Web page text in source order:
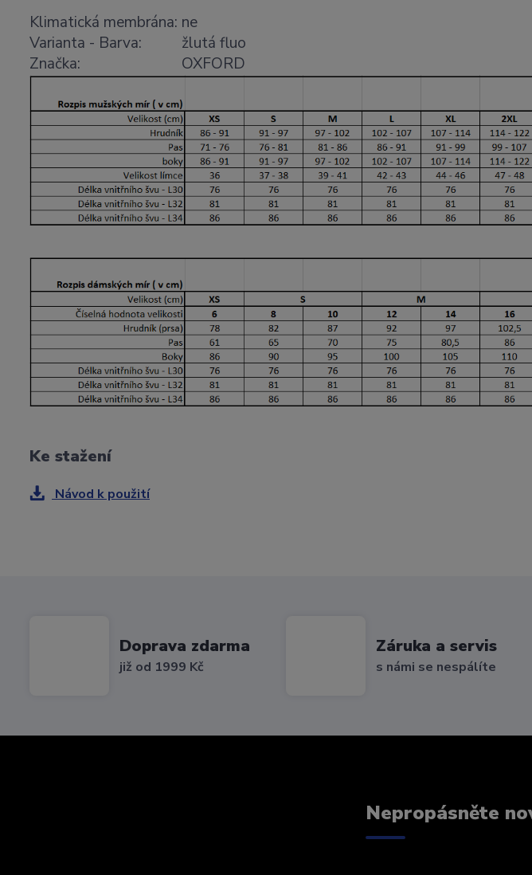
Klimatická membrána: ne
Varianta - Barva:
žlutá fluo
Značka:
OXFORD
Ke stažení
Návod k použití
Doprava zdarma
již od 1999 Kč
Záruka a servis
s námi se nespálíte
Nepropásněte